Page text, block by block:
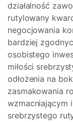
działalność
rutylowany
negocjowania
bardziej
osobistego
miłości
odłożenia na
zasmakowania
wzmacniającym
srebrzystego